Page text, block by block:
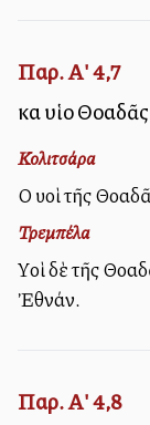
Παρ. Α' 4,7
καὶ υἱοὶ
Κολιτσάρα
Οἱ υἱοὶ τῆς
Τρεμπέλα
Υἱοὶ δὲ τῆς
Ἐθνάν.
Παρ. Α' 4,8